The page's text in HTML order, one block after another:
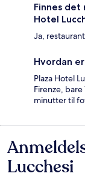
Finnes
Hotel
Ja,
Hvordan
Plaza Hotel
Firenze,
minutter til
Lucchesi